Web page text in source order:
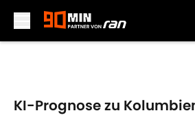
KI-Prognose zu